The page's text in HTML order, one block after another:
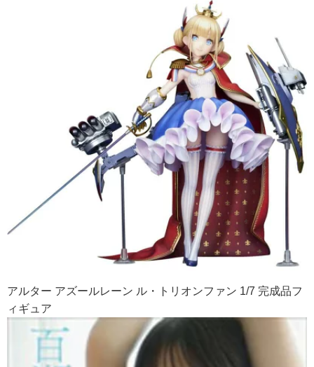
アルター アズールレーン ル・トリオンファン 1/7 完成品フ
ィギュア